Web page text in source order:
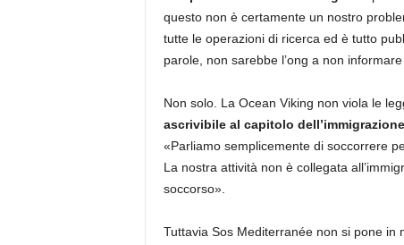
questo non è certamente un nostro
tutte le operazioni di ricerca ed è tutto
parole, non sarebbe l’ong a non
Non solo. La Ocean Viking non viola le
ascrivibile al capitolo
«Parliamo semplicemente di soccorrere
La nostra attività non è collegata
soccorso».
Tuttavia Sos Mediterranée non si pone